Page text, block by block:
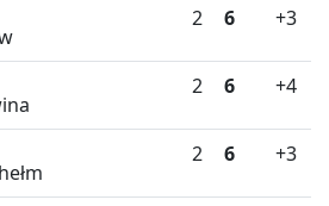
2 6 +3
2 6 +4
2 6 +3